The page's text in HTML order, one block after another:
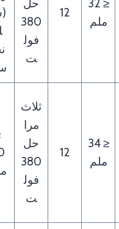
≤ 32
ملم
12
حل
380
فول
ت
≤ 34
ملم
12
ثلاث
مرا
حل
380
فول
ت